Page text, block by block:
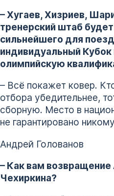
– Хугаев, Хизриев,
тренерский штаб
сильнейшего для
индивидуальный Кубок
олимпийскую
– Всё покажет ковер.
отбора убедительнее,
сборную. Место в
не гарантировано
Андрей Голованов
– Как вам
Чехиркина?